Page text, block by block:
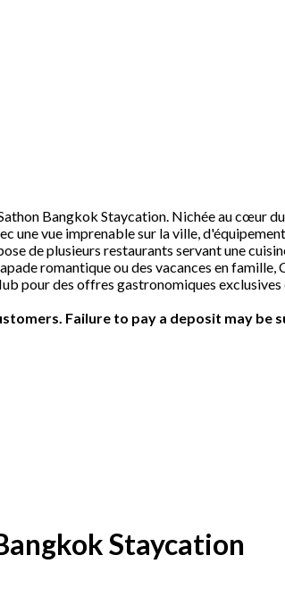
Bangkok Staycation. Nichée au cœur
vue imprenable sur la ville,
de plusieurs restaurants servant une
romantique ou des vacances en
pour des offres gastronomiques
Failure to pay a deposit may be
Staycation